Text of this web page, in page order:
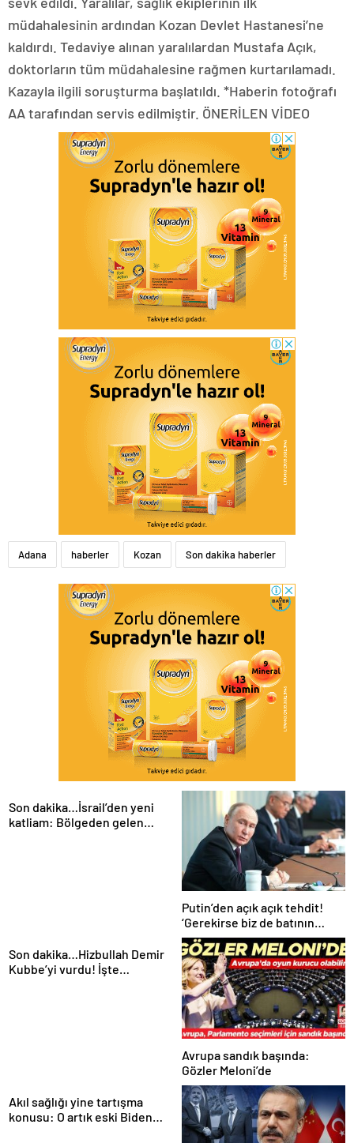
müdahalesinin ardından Kozan Devlet Hastanesi’ne
kaldırdı. Tedaviye alınan yaralılardan Mustafa Açık,
doktorların tüm müdahalesine rağmen kurtarılamadı.
Kazayla ilgili soruşturma başlatıldı. *Haberin fotoğrafı
AA tarafından servis edilmiştir. ÖNERİLEN VİDEO
Adana haberler Kozan Son dakika haberler
Son dakika…İsrail’den yeni
katliam: Bölgeden gelen
Putin’den açık açık tehdit!
‘Gerekirse biz de batının
düşmanlarını silahlandırırız’
Son dakika…Hizbullah Demir
Kubbe’yi vurdu! İşte
Avrupa sandık başında:
Gözler Meloni’de
Akıl sağlığı yine tartışma
konusu: O artık eski Biden